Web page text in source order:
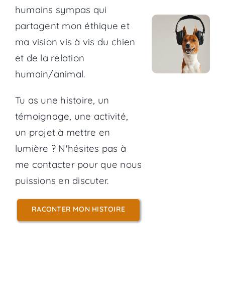
humains sympas qui
partagent mon éthique et
ma vision vis à vis du chien
et de la relation
humain/animal.
Tu as une histoire, un
témoignage, une activité,
un projet à mettre en
lumière ? N'hésites pas à
me contacter pour que nous
puissions en discuter.
RACONTER MON HISTOIRE